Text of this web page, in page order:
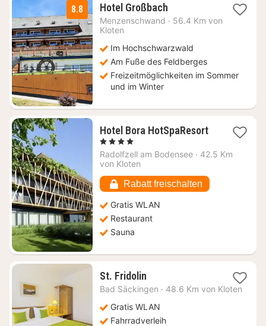
8.8 Hotel Großbach1
Nacht
€
Menzenschwand · 56.4 Km von
Kloten
Im Hochschwarzwald
Am Fuße des Feldberges
Freizeitmöglichkeiten im Sommer
und im Winter
Hotel Bora HotSpaResort1
ab
, 4 Sterne
Radolfzell am Bodensee · 42.5 Km
von Kloten
Rabatt freischalten
Gratis WLAN
Restaurant
Sauna
St. Fridolin1
Nacht
ab
105,61
€
Bad Säckingen · 48.6 Km von Kloten
Gratis WLAN
Fahrradverleih